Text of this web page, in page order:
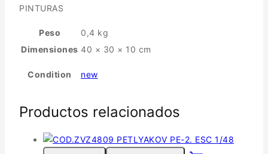
PINTURAS
Peso
0,4 kg
Dimensiones 40 × 30 × 10 cm
Condition new
Productos relacionados